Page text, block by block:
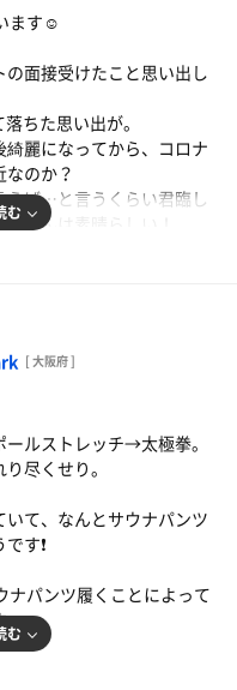
ありがとうございます☺️
て行って欲しいです。
ます☺️
面接受けたこと思い出し
ちた思い出が。
麗になってから、コロナ
のか？
えば…と言うくらい君臨し
さんは素晴らしい！
史。
フギーサーさんをお呼び
も男性熱波師が登場‼️
ぎる神企画✨
ジ・マービックさん！
であり、世界大会出場者
です。
ンドのお香から。
しい。
→パイン(松)→ラベンダー
む
[ 大阪府 ]
ルストレッチ→太極拳。
尽くせり。
て、なんとサウナパンツ
す❗️
ナパンツ履くことによって
。
む